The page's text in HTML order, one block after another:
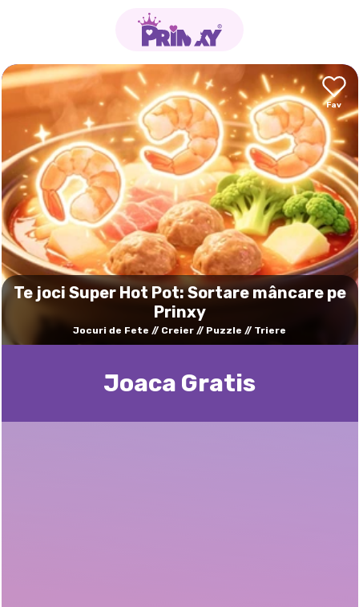
Te joci Super Hot Pot: Sortare mâncare pe
Prinxy
Jocuri de Fete Creier Puzzle Triere
Joaca Gratis